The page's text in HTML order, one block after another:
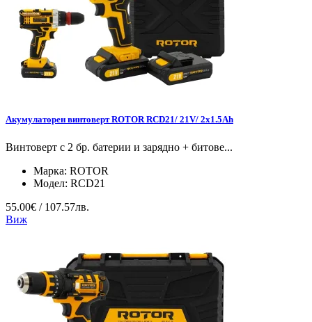
Акумулаторен винтоверт ROTOR RCD21/ 21V/ 2х1.5Ah
Винтоверт с 2 бр. батерии и зарядно + битове...
Марка: ROTOR
Модел: RCD21
55.00€ / 107.57лв.
Виж